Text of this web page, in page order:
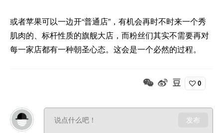
或者苹果可以一边开“普通店”，有机会再时不时来一个秀
肌肉的、标杆性质的旗舰大店，而粉丝们其实不需要再对
每一家店都有一种朝圣心态。这会是一个必然的过程。
0
发布